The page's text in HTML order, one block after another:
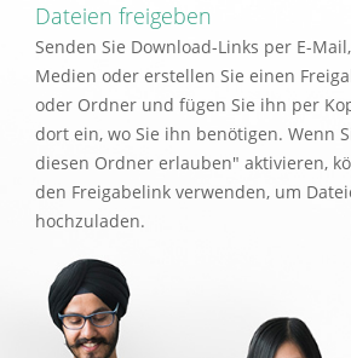
Dateien freigeben
Senden Sie Download-Links per E-
Medien oder erstellen Sie einen
oder Ordner und fügen Sie ihn per
dort ein, wo Sie ihn benötigen. Wenn
diesen Ordner erlauben" aktivieren,
den Freigabelink verwenden, um
hochzuladen.